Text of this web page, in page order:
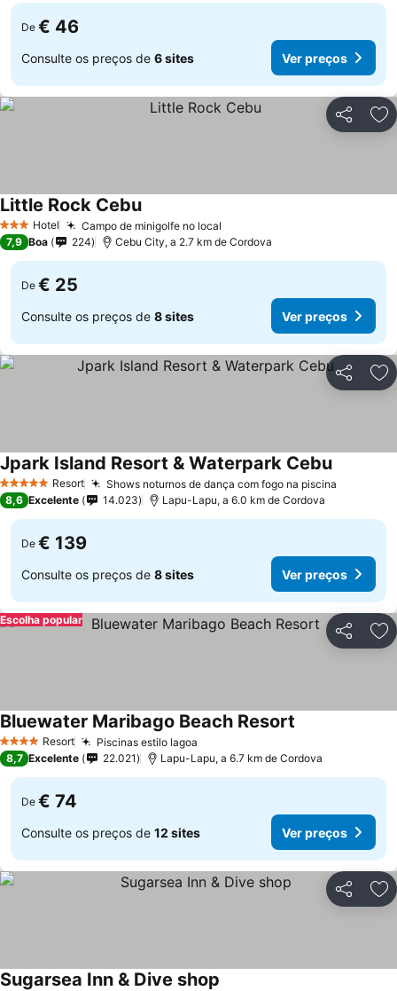
De € 46
Consulte os preços de 6 sites Ver preços
Partilhar
3 EstrelasHotel Campo de minigolfe no local
Little Rock CebuVer preços
7,9 Boa 224 Cebu City, a 2.7 km de Cordova
De € 25
Consulte os preços de 8 sites Ver preços
Partilhar
5 Estrelas Resort Shows noturnos de dança com fogo na piscina
Jpark Island Resort & Waterpark CebuVer
8,6 Excelente 14.023 Lapu-Lapu, a 6.0 km de Cordova
De € 139
Consulte os preços de 8 sites Ver preços
Partilhar
Escolha popular
4 EstrelasResort Piscinas estilo lagoa
Bluewater Maribago Beach Resort
8,7 Excelente 22.021 Lapu-Lapu, a 6.7 km de Cordova
De € 74
Consulte os preços de 12 sites Ver preços
Partilhar
Sugarsea Inn & Dive shop